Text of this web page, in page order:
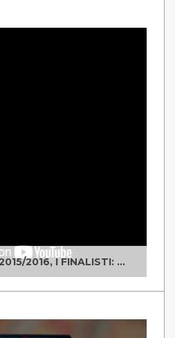
UNO TWO DREI 2015/2016, I FINALISTI: CLASSE IV ALS ISTITUTO "DEGASPERI" BORGO VALSUGANA